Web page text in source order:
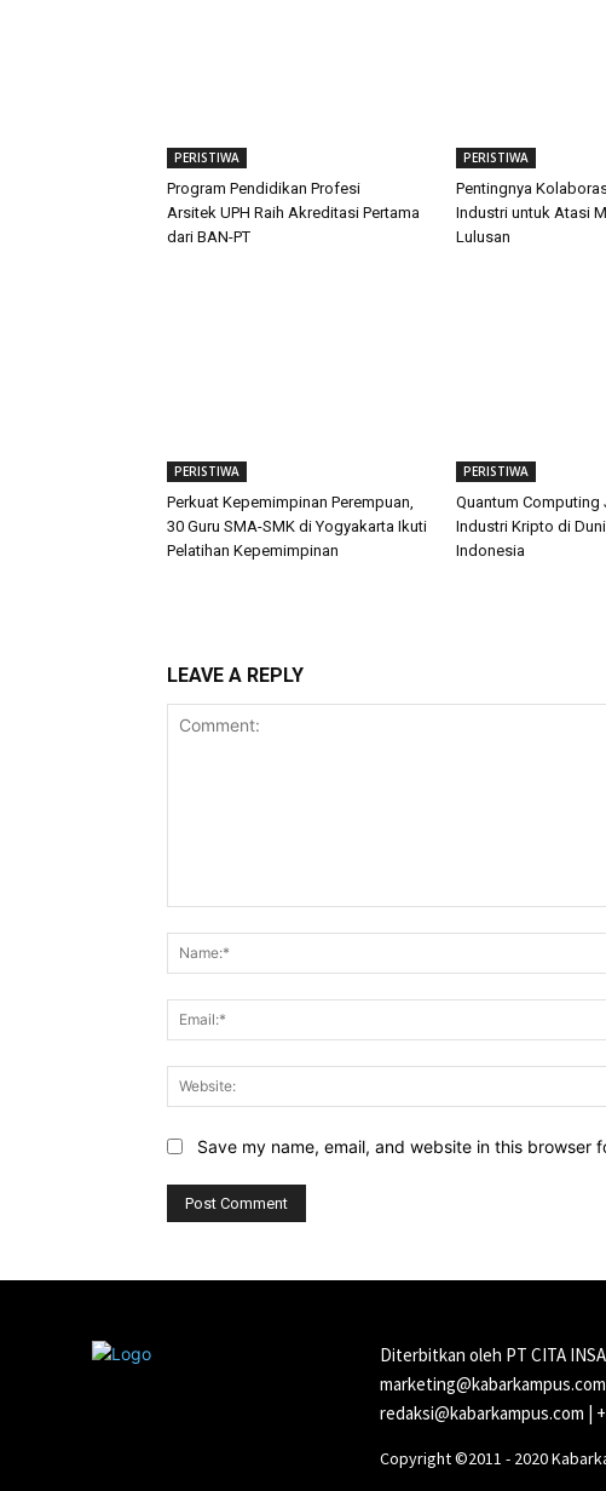
PERISTIWA
Program Pendidikan Profesi
Arsitek UPH Raih Akreditasi Pertama
dari BAN-PT
PERISTIWA
Pentingnya
Industri untuk Atasi
Lulusan
PERISTIWA
Perkuat Kepemimpinan Perempuan,
30 Guru SMA-SMK di Yogyakarta Ikuti
Pelatihan Kepemimpinan
PERISTIWA
Quantum Computing
Industri Kripto di
Indonesia
LEAVE A REPLY
Save my name, email, and website in this browser
Diterbitkan oleh PT CITA
redaksi@kabarkampus.com |
Copyright ©2011 - 2020